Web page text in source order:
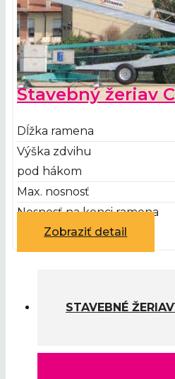
Stavebný žeriav
Dĺžka ramena
Výška zdvihu
pod hákom
Max. nosnosť
Nosnosť na konci ramena
Zobraziť detail
STAVEBNÉ